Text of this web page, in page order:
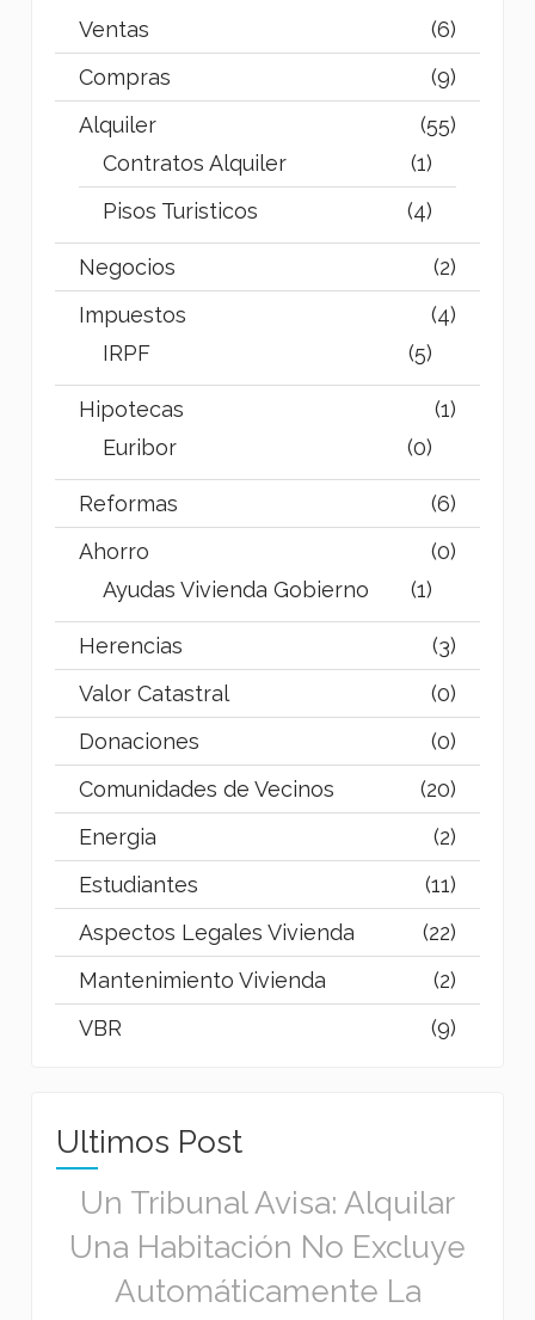
Ventas
(6)
Compras
(9)
Alquiler
(55)
Contratos Alquiler
(1)
Pisos Turisticos
(4)
Negocios
(2)
Impuestos
(4)
IRPF
(5)
Hipotecas
(1)
Euribor
(0)
Reformas
(6)
Ahorro
(0)
Ayudas Vivienda Gobierno
(1)
Herencias
(3)
Valor Catastral
(0)
Donaciones
(0)
Comunidades de Vecinos
(20)
Energia
(2)
Estudiantes
(11)
Aspectos Legales Vivienda
(22)
Mantenimiento Vivienda
(2)
VBR
(9)
Ultimos Post
Un Tribunal Avisa: Alquilar
Una Habitación No Excluye
Automáticamente La